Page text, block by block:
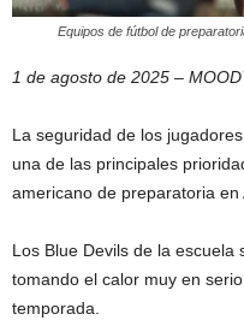
Equipos de fútbol de
1 de agosto de 2025 –
La seguridad de los
una de las principales
americano de preparatoria en
Los Blue Devils de la escuela
tomando el calor muy en
temporada.